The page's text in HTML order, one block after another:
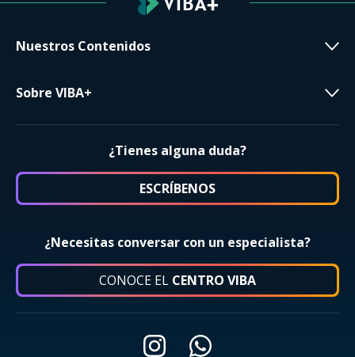
Nuestros Contenidos
Sobre VIBA+
¿Tienes alguna duda?
ESCRÍBENOS
¿Necesitas conversar con un especialista?
CONOCE EL CENTRO VIBA